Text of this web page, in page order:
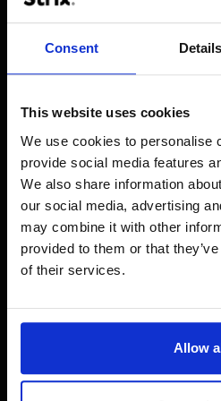
Consent Details
This website uses cookies
We use cookies to personalise
provide social media features
We also share information
our social media, advertising
may combine it with other
provided to them or that
of their services.
Allow
5. Slimme alerts & AI-
Minder backend logins →
Rolgebaseerde rechten via
wijzigen.
API-sleutels achter een
Kort gezegd:meer grip,